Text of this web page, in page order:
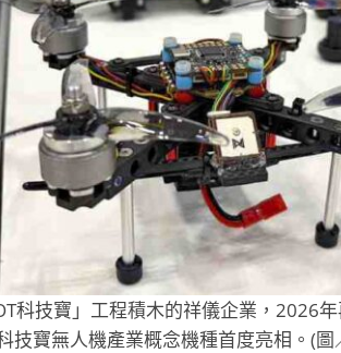
科技寶」工程積木的祥儀企業，2026
技寶無人機產業概念機種首度亮相。(圖